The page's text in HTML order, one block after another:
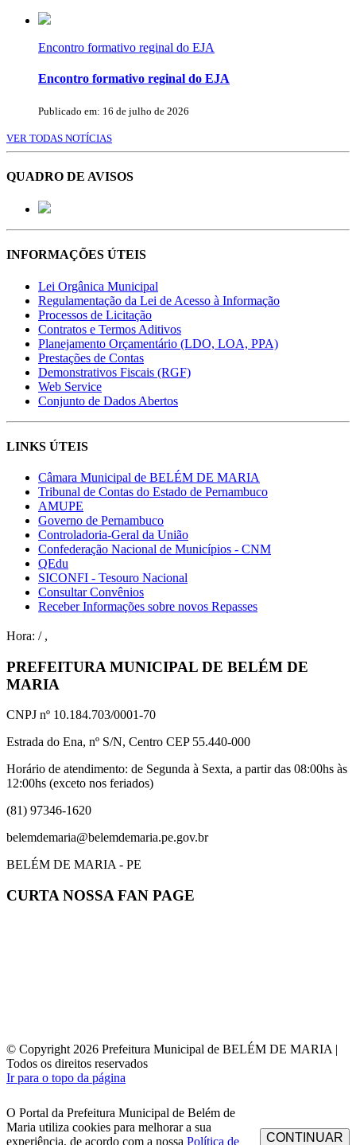
Encontro formativo reginal do EJA
Encontro formativo reginal do EJA
Publicado em: 16 de julho de 2026
VER TODAS NOTÍCIAS
QUADRO DE AVISOS
INFORMAÇÕES ÚTEIS
Lei Orgânica Municipal
Regulamentação da Lei de Acesso à Informação
Processos de Licitação
Contratos e Termos Aditivos
Planejamento Orçamentário (LDO, LOA, PPA)
Prestações de Contas
Demonstrativos Fiscais (RGF)
Web Service
Conjunto de Dados Abertos
LINKS ÚTEIS
Câmara Municipal de BELÉM DE MARIA
Tribunal de Contas do Estado de Pernambuco
AMUPE
Governo de Pernambuco
Controladoria-Geral da União
Confederação Nacional de Municípios - CNM
QEdu
SICONFI - Tesouro Nacional
Consultar Convênios
Receber Informações sobre novos Repasses
Hora: / ,
PREFEITURA MUNICIPAL DE BELÉM DE
MARIA
CNPJ nº 10.184.703/0001-70
Estrada do Ena, nº S/N, Centro CEP 55.440-000
Horário de atendimento: de Segunda à Sexta, a partir das 08:00hs às
12:00hs (exceto nos feriados)
(81) 97346-1620
belemdemaria@belemdemaria.pe.gov.br
BELÉM DE MARIA - PE
CURTA NOSSA FAN PAGE
© Copyright 2026 Prefeitura Municipal de BELÉM DE MARIA |
Todos os direitos reservados
Ir para o topo da página
O Portal da Prefeitura Municipal de Belém de
Maria utiliza cookies para melhorar a sua
experiência, de acordo com a nossa Política de CONTINUAR